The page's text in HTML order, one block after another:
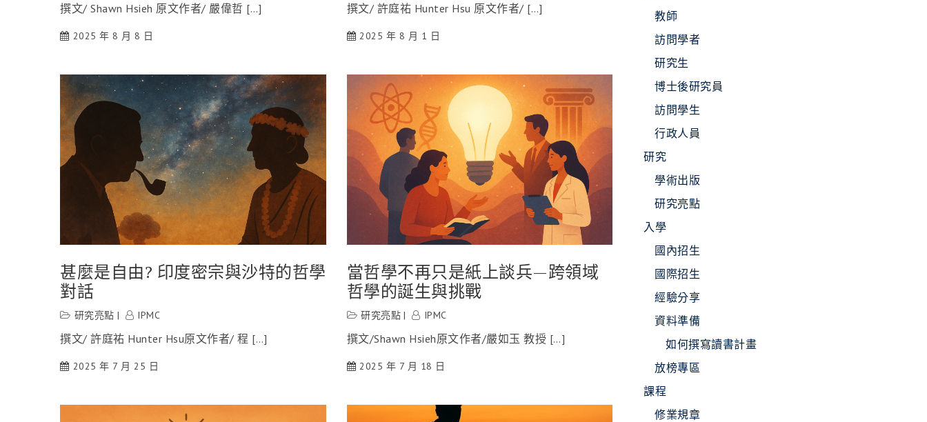
撰文/ Shawn Hsieh 原文作者/ 嚴偉哲 […]
2025 年 8 月 8 日
撰文/ 許庭祐 Hunter Hsu 原文作者/ […]
2025 年 8 月 1 日
甚麼是自由? 印度密宗與沙特的哲學
對話
研究亮點 IPMC
撰文/ 許庭祐 Hunter Hsu原文作者/ 程 […]
2025 年 7 月 25 日
當哲學不再只是紙上談兵—跨領域
哲學的誕生與挑戰
研究亮點 IPMC
撰文/Shawn Hsieh原文作者/嚴如玉 教授 […]
2025 年 7 月 18 日
教師
訪問學者
研究生
博士後研究員
訪問學生
行政人員
研究
學術出版
研究亮點
入學
國內招生
國際招生
經驗分享
資料準備
如何撰寫讀書計畫
放榜專區
課程
修業規章